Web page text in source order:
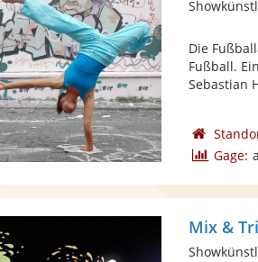
Die
Fußball.
Sebastian
Gage:
Mix &